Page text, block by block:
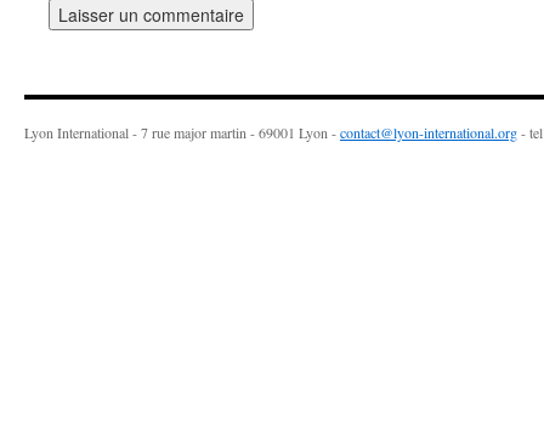
Lyon International - 7 rue major martin - 69001 Lyon -contact@lyon-international.org-